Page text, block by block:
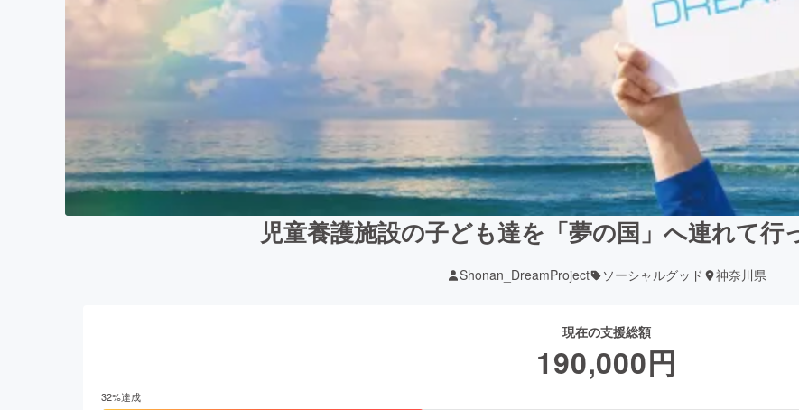
児童養護施設の子ども達を「夢の国」へ連れて行
Shonan_DreamProject ソーシャルグッド 神奈川県
現在の支援総額
190,000円
32%達成